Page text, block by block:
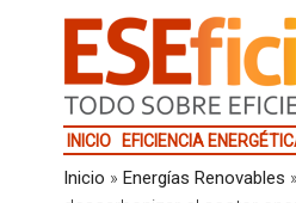
INICIO EFICIENCIA
Inicio » Energías Renovables »